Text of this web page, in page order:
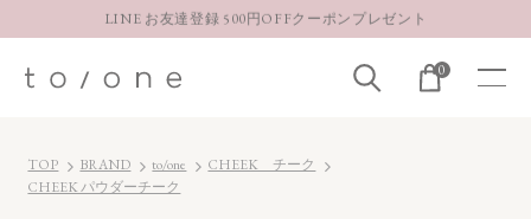
LINE お友達登録 500円OFFクーポンプレゼント
お得な定期購入コースはこちら
0
TOP BRAND to/one
CHEEK チーク
CHEEK パウダーチーク